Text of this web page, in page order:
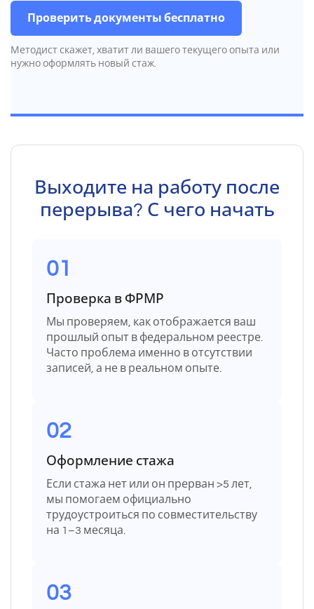
Проверить документы бесплатно
Методист скажет, хватит ли вашего текущего опыта или
нужно оформлять новый стаж.
Выходите на работу после
перерыва? С чего начать
01
Проверка в ФРМР
Мы проверяем, как отображается ваш
прошлый опыт в федеральном реестре.
Часто проблема именно в отсутствии
записей, а не в реальном опыте.
02
Оформление стажа
Если стажа нет или он прерван >5 лет,
мы помогаем официально
трудоустроиться по совместительству
на 1–3 месяца.
03